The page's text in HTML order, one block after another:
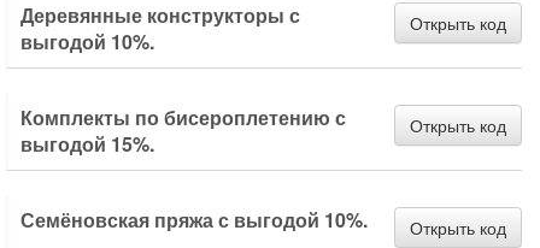
Деревянные конструкторы с
выгодой 10%.
Открыть код
Комплекты по бисероплетению с
выгодой 15%.
Открыть код
Семёновская пряжа с выгодой 10%. Открыть код